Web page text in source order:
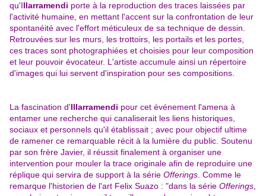
qu'Illarramendi porte à la reproduction des traces laissées par
l'activité humaine, en mettant l'accent sur la confrontation de leur
spontanéité avec l'effort méticuleux de sa technique de dessin.
Retrouvées sur les murs, les trottoirs, les portails et les portes,
ces traces sont photographiées et choisies pour leur composition
et leur pouvoir évocateur. L'artiste accumule ainsi un répertoire
d'images qui lui servent d'inspiration pour ses compositions.
La fascination d'Illarramendi pour cet événement l'amena à
entamer une recherche qui canaliserait les liens historiques,
sociaux et personnels qu'il établissait ; avec pour objectif ultime
de ramener ce remarquable récit à la lumière du public. Soutenu
par son frère Javier, il réussit finalement à organiser une
intervention pour mouler la trace originale afin de reproduire une
réplique qui servira de support à la série Offerings . Comme le
remarque l'historien de l'art Felix Suazo : "dans la série Offerings